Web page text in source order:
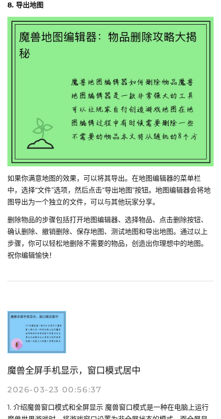
8. 导出地图
如果你满意地图的效果，可以将其导出。在地图编辑器的菜单栏
中，选择“文件”选项，然后点击“导出地图”按钮。地图编辑器会将地
图导出为一个独立的文件，可以与其他玩家分享。
删除物品的步骤包括打开地图编辑器、选择物品、点击删除按钮、
确认删除、撤销删除、保存地图、测试地图和导出地图。通过以上
步骤，你可以轻松地删除不需要的物品，创造出你理想中的地图。
祝你编辑愉快！
魔兽全屏手机显示，窗口模式居中
2026-03-23 00:56:37
1. 介绍魔兽窗口模式和全屏显示 魔兽窗口模式是一种在电脑上运行